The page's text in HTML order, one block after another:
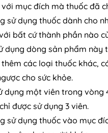
mục đích mà thuốc đã
sử dụng thuốc dành cho
bất cứ thành phần nào
dụng dòng sản phẩm này
các loại thuốc khác,
cho sức khỏe.
dụng một viên trong vòng
được sử dụng 3 viên.
sử dụng thuốc vào mục